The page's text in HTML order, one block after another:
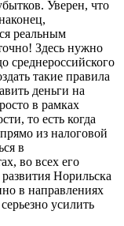
Уверен, что
реальным
Здесь нужно
среднероссийского
такие правила
деньги на
в рамках
то есть когда
из налоговой
в
во всех его
Норильска
в направлениях
усилить